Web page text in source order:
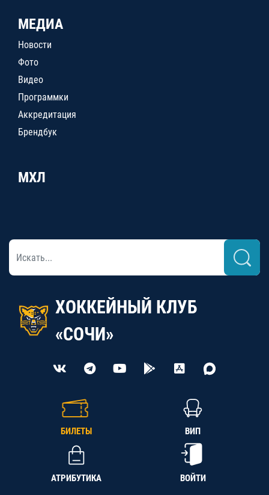
МЕДИА
Новости
Фото
Видео
Программки
Аккредитация
Брендбук
МХЛ
ХОККЕЙНЫЙ КЛУБ
«СОЧИ»
БИЛЕТЫ ВИП
АТРИБУТИКА ВОЙТИ